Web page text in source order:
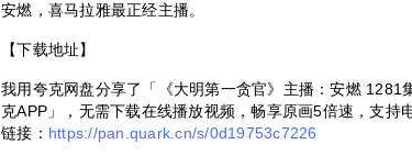
安燃，喜马拉雅最正经主播。
【下载地址】
我用夸克网盘分享了「《大明第一贪官》主播：安燃 1281
克APP」，无需下载在线播放视频，畅享原画5倍速，支持
链接： https://pan.quark.cn/s/0d19753c7226